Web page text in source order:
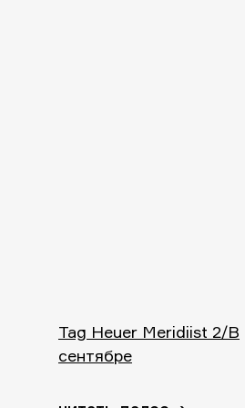
Tag Heuer Meridiist 2/В
сентябре